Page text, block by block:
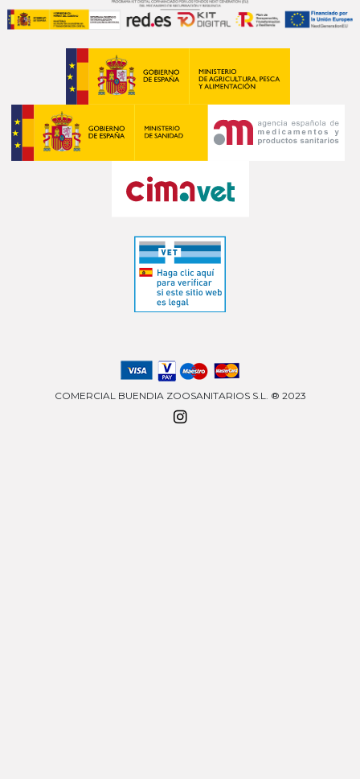
COMERCIAL BUENDIA ZOOSANITARIOS S.L. ® 2023